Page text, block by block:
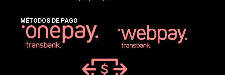
MÉTODOS DE PAGO